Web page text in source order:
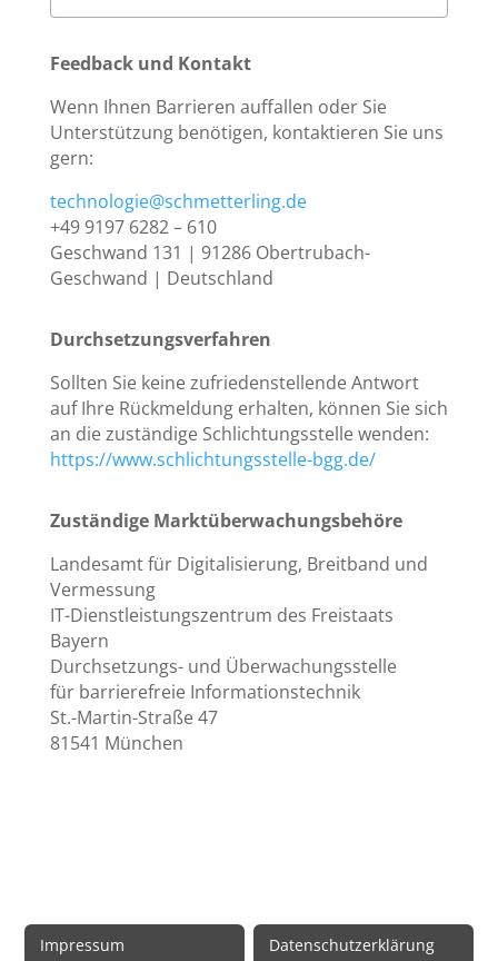
Feedback und Kontakt
Wenn Ihnen Barrieren auffallen oder Sie
Unterstützung benötigen, kontaktieren Sie uns
gern:
technologie@schmetterling.de
+49 9197 6282 – 610
Geschwand 131 | 91286 Obertrubach-
Geschwand | Deutschland
Durchsetzungsverfahren
Sollten Sie keine zufriedenstellende Antwort
auf Ihre Rückmeldung erhalten, können Sie sich
an die zuständige Schlichtungsstelle wenden:
https://www.schlichtungsstelle-bgg.de/
Zuständige Marktüberwachungsbehöre
Landesamt für Digitalisierung, Breitband und
Vermessung
IT-Dienstleistungszentrum des Freistaats
Bayern
Durchsetzungs- und Überwachungsstelle
für barrierefreie Informationstechnik
St.-Martin-Straße 47
81541 München
Impressum Datenschutzerklärung